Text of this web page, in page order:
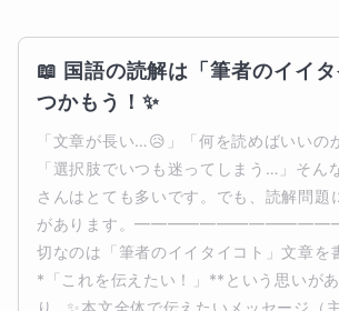
📖 国語の読解は「筆者のイイ
つかもう！✨
「文章が長い…😥」「何を読めばいいの
「選択肢でいつも迷ってしまう…」そん
さんはとても多いです。でも、読解問題
があります。
切なのは「筆者のイイタイコト」文章を
*「これを伝えたい！」**という思いが
り…✨本文全体で伝えたいメッセージ（